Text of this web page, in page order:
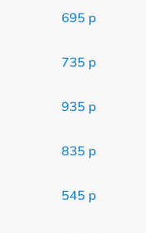
695 р
735 р
935 р
835 р
545 р